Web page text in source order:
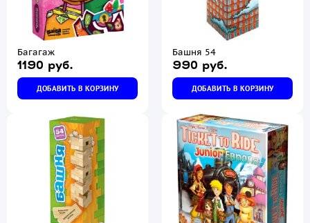
Багагаж
1190 руб.
ДОБАВИТЬ В КОРЗИНУ
Башня 54
990 руб.
ДОБАВИТЬ В КОРЗИНУ